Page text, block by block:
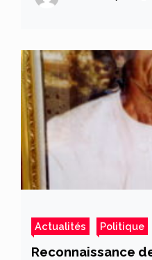
leurs attestations
Actualités Politique
Reconnaissance